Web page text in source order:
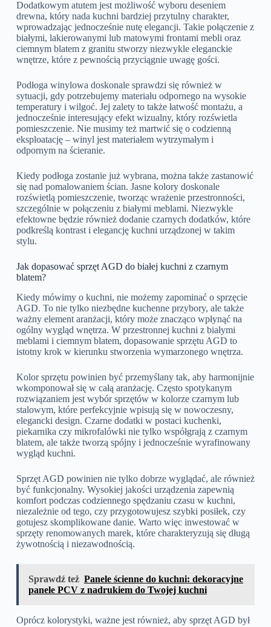
Dodatkowym atutem jest możliwość wyboru deseniem
drewna, który nada kuchni bardziej przytulny charakter,
wprowadzając jednocześnie nutę elegancji. Takie połączenie z
białymi, lakierowanymi lub matowymi frontami mebli oraz
ciemnym blatem z granitu stworzy niezwykle eleganckie
wnętrze, które z pewnością przyciągnie uwagę gości.
Podłoga winylowa doskonale sprawdzi się również w
sytuacji, gdy potrzebujemy materiału odpornego na wysokie
temperatury i wilgoć. Jej zalety to także łatwość montażu, a
jednocześnie interesujący efekt wizualny, który rozświetla
pomieszczenie. Nie musimy też martwić się o codzienną
eksploatację – winyl jest materiałem wytrzymałym i
odpornym na ścieranie.
Kiedy podłoga zostanie już wybrana, można także zastanowić
się nad pomalowaniem ścian. Jasne kolory doskonale
rozświetlą pomieszczenie, tworząc wrażenie przestronności,
szczególnie w połączeniu z białymi meblami. Niezwykle
efektowne będzie również dodanie czarnych dodatków, które
podkreślą kontrast i elegancję kuchni urządzonej w takim
stylu.
Jak dopasować sprzęt AGD do białej kuchni z czarnym
blatem?
Kiedy mówimy o kuchni, nie możemy zapominać o sprzęcie
AGD. To nie tylko niezbędne kuchenne przybory, ale także
ważny element aranżacji, który może znacząco wpłynąć na
ogólny wygląd wnętrza. W przestronnej kuchni z białymi
meblami i ciemnym blatem, dopasowanie sprzętu AGD to
istotny krok w kierunku stworzenia wymarzonego wnętrza.
Kolor sprzętu powinien być przemyślany tak, aby harmonijnie
wkomponował się w całą aranżację. Często spotykanym
rozwiązaniem jest wybór sprzętów w kolorze czarnym lub
stalowym, które perfekcyjnie wpisują się w nowoczesny,
elegancki design. Czarne dodatki w postaci kuchenki,
piekarnika czy mikrofalówki nie tylko współgrają z czarnym
blatem, ale także tworzą spójny i jednocześnie wyrafinowany
wygląd kuchni.
Sprzęt AGD powinien nie tylko dobrze wyglądać, ale również
być funkcjonalny. Wysokiej jakości urządzenia zapewnią
komfort podczas codziennego spędzaniu czasu w kuchni,
niezależnie od tego, czy przygotowujesz szybki posiłek, czy
gotujesz skomplikowane danie. Warto więc inwestować w
sprzęty renomowanych marek, które charakteryzują się długą
żywotnością i niezawodnością.
Sprawdź też Panele ścienne do kuchni: dekoracyjne
panele PCV z nadrukiem do Twojej kuchni
Oprócz kolorystyki, ważne jest również, aby sprzęt AGD był